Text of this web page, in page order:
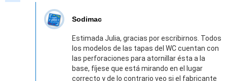
Sodimac
Estimada Julia, gracias por escribirnos. Todos
los modelos de las tapas del WC cuentan con
las perforaciones para atornillar ésta a la
base, fíjese que está mirando en el lugar
correcto y de lo contrario veo si el fabricante